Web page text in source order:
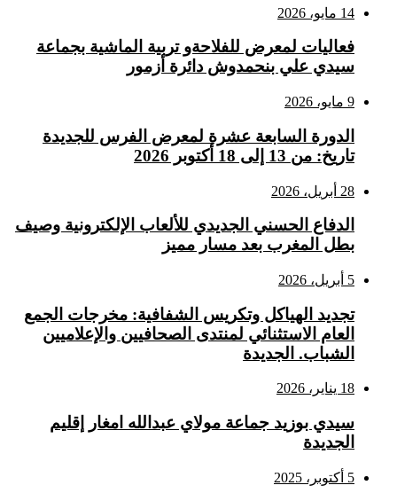
14 مايو، 2026
فعاليات لمعرض للفلاحةو تربية الماشية بجماعة
سيدي علي بنحمدوش دائرة أزمور
9 مايو، 2026
الدورة السابعة عشرة لمعرض الفرس للجديدة
تاريخ: من 13 إلى 18 أكتوبر 2026
28 أبريل، 2026
الدفاع الحسني الجديدي للألعاب الإلكترونية وصيف
بطل المغرب بعد مسار مميز
5 أبريل، 2026
تجديد الهياكل وتكريس الشفافية: مخرجات الجمع
العام الاستثنائي لمنتدى الصحافيين والإعلاميين
الشباب. الجديدة
18 يناير، 2026
سيدي بوزيد جماعة مولاي عبدالله امغار إقليم
الجديدة
5 أكتوبر، 2025